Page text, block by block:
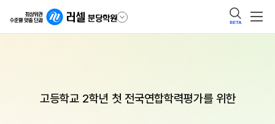
BETA
고등학교 2학년 첫 전국연합학력평가를 위한